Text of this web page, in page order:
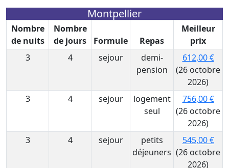
Montpellier
Nombre
de nuits
Nombre
de jours
Formule Repas
Meilleur
prix
3
4 sejour
demi-
pension
612,00 €
(26 octobre
2026)
3
4 sejour
logement
seul
756,00 €
(26 octobre
2026)
3
4 sejour
petits
déjeuners
545,00 €
(26 octobre
2026)